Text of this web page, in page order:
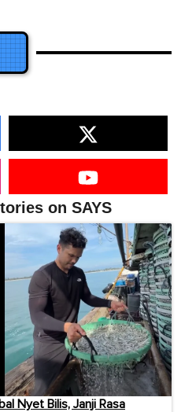
on SAYS
Nyet Bilis, Janji Rasa